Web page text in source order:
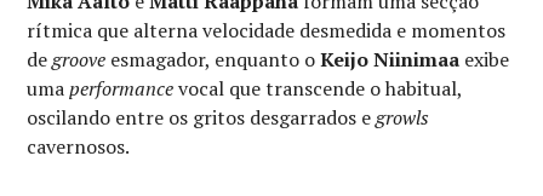
rítmica que alterna velocidade desmedida e momentos
degroove esmagador, enquanto oKeijo Niinimaa exibe
umaperformancevocal que transcende o habitual,
oscilando entre os gritos desgarrados egrowls
cavernosos.